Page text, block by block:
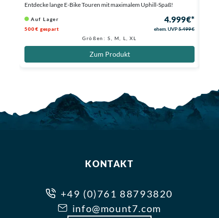
Entdecke lange E-Bike Touren mit maximalem Uphill-Spaß!
Auf Lager 4.999 €*
500 € gespart ehem. UVP5.499 €
Größen: S, M, L, XL
Zum Produkt
KONTAKT
+49 (0)761 88793820
info@mount7.com